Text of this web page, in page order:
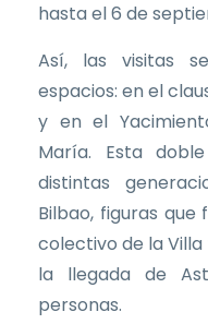
hasta el 6 de
Así, las visitas
espacios: en el
y en el
María. Esta
distintas
Bilbao, figuras
colectivo de la
la llegada de
personas.